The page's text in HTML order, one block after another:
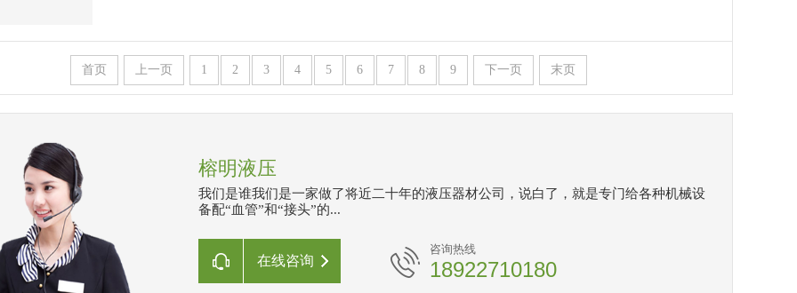
首页 上一页 1 2 3 4 5 6 7 8 9 下一页 末页
榕明液压
我们是谁我们是一家做了将近二十年的液压器材公司，说白了，就是专门给各种机械设
备配“血管”和“接头”的...
在线咨询
咨询热线
18922710180